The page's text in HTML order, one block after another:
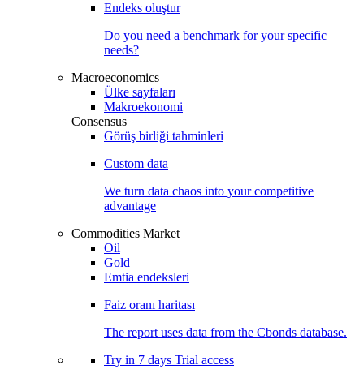
Endeks oluştur
Do you need a benchmark for your specific
needs?
Macroeconomics
Ülke sayfaları
Makroekonomi
Consensus
Görüş birliği tahminleri
Custom data
We turn data chaos into your competitive
advantage
Commodities Market
Oil
Gold
Emtia endeksleri
Faiz oranı haritası
The report uses data from the Cbonds database.
Try in 7 days Trial access